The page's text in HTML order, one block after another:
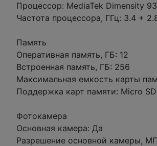
Процессор: MediaTek Dimensity
Частота процессора, ГГц: 3.4 +
Память
Оперативная память, ГБ: 12
Встроенная память, ГБ: 256
Максимальная емкость карты
Поддержка карт памяти: Micro SD
Фотокамера
Основная камера: Да
Разрешение основной камеры,